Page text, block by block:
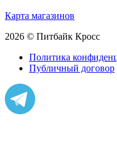
Карта магазинов
2026 © Питбайк Кросс
Политика
Публичный договор